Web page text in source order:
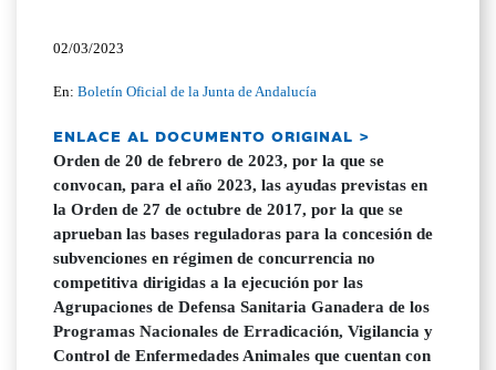
02/03/2023
En:Boletín Oficial de la Junta de Andalucía
ENLACE AL DOCUMENTO ORIGINAL >
Orden de 20 de febrero de 2023, por la que se
convocan, para el año 2023, las ayudas previstas en
la Orden de 27 de octubre de 2017, por la que se
aprueban las bases reguladoras para la concesión de
subvenciones en régimen de concurrencia no
competitiva dirigidas a la ejecución por las
Agrupaciones de Defensa Sanitaria Ganadera de los
Programas Nacionales de Erradicación, Vigilancia y
Control de Enfermedades Animales que cuentan con